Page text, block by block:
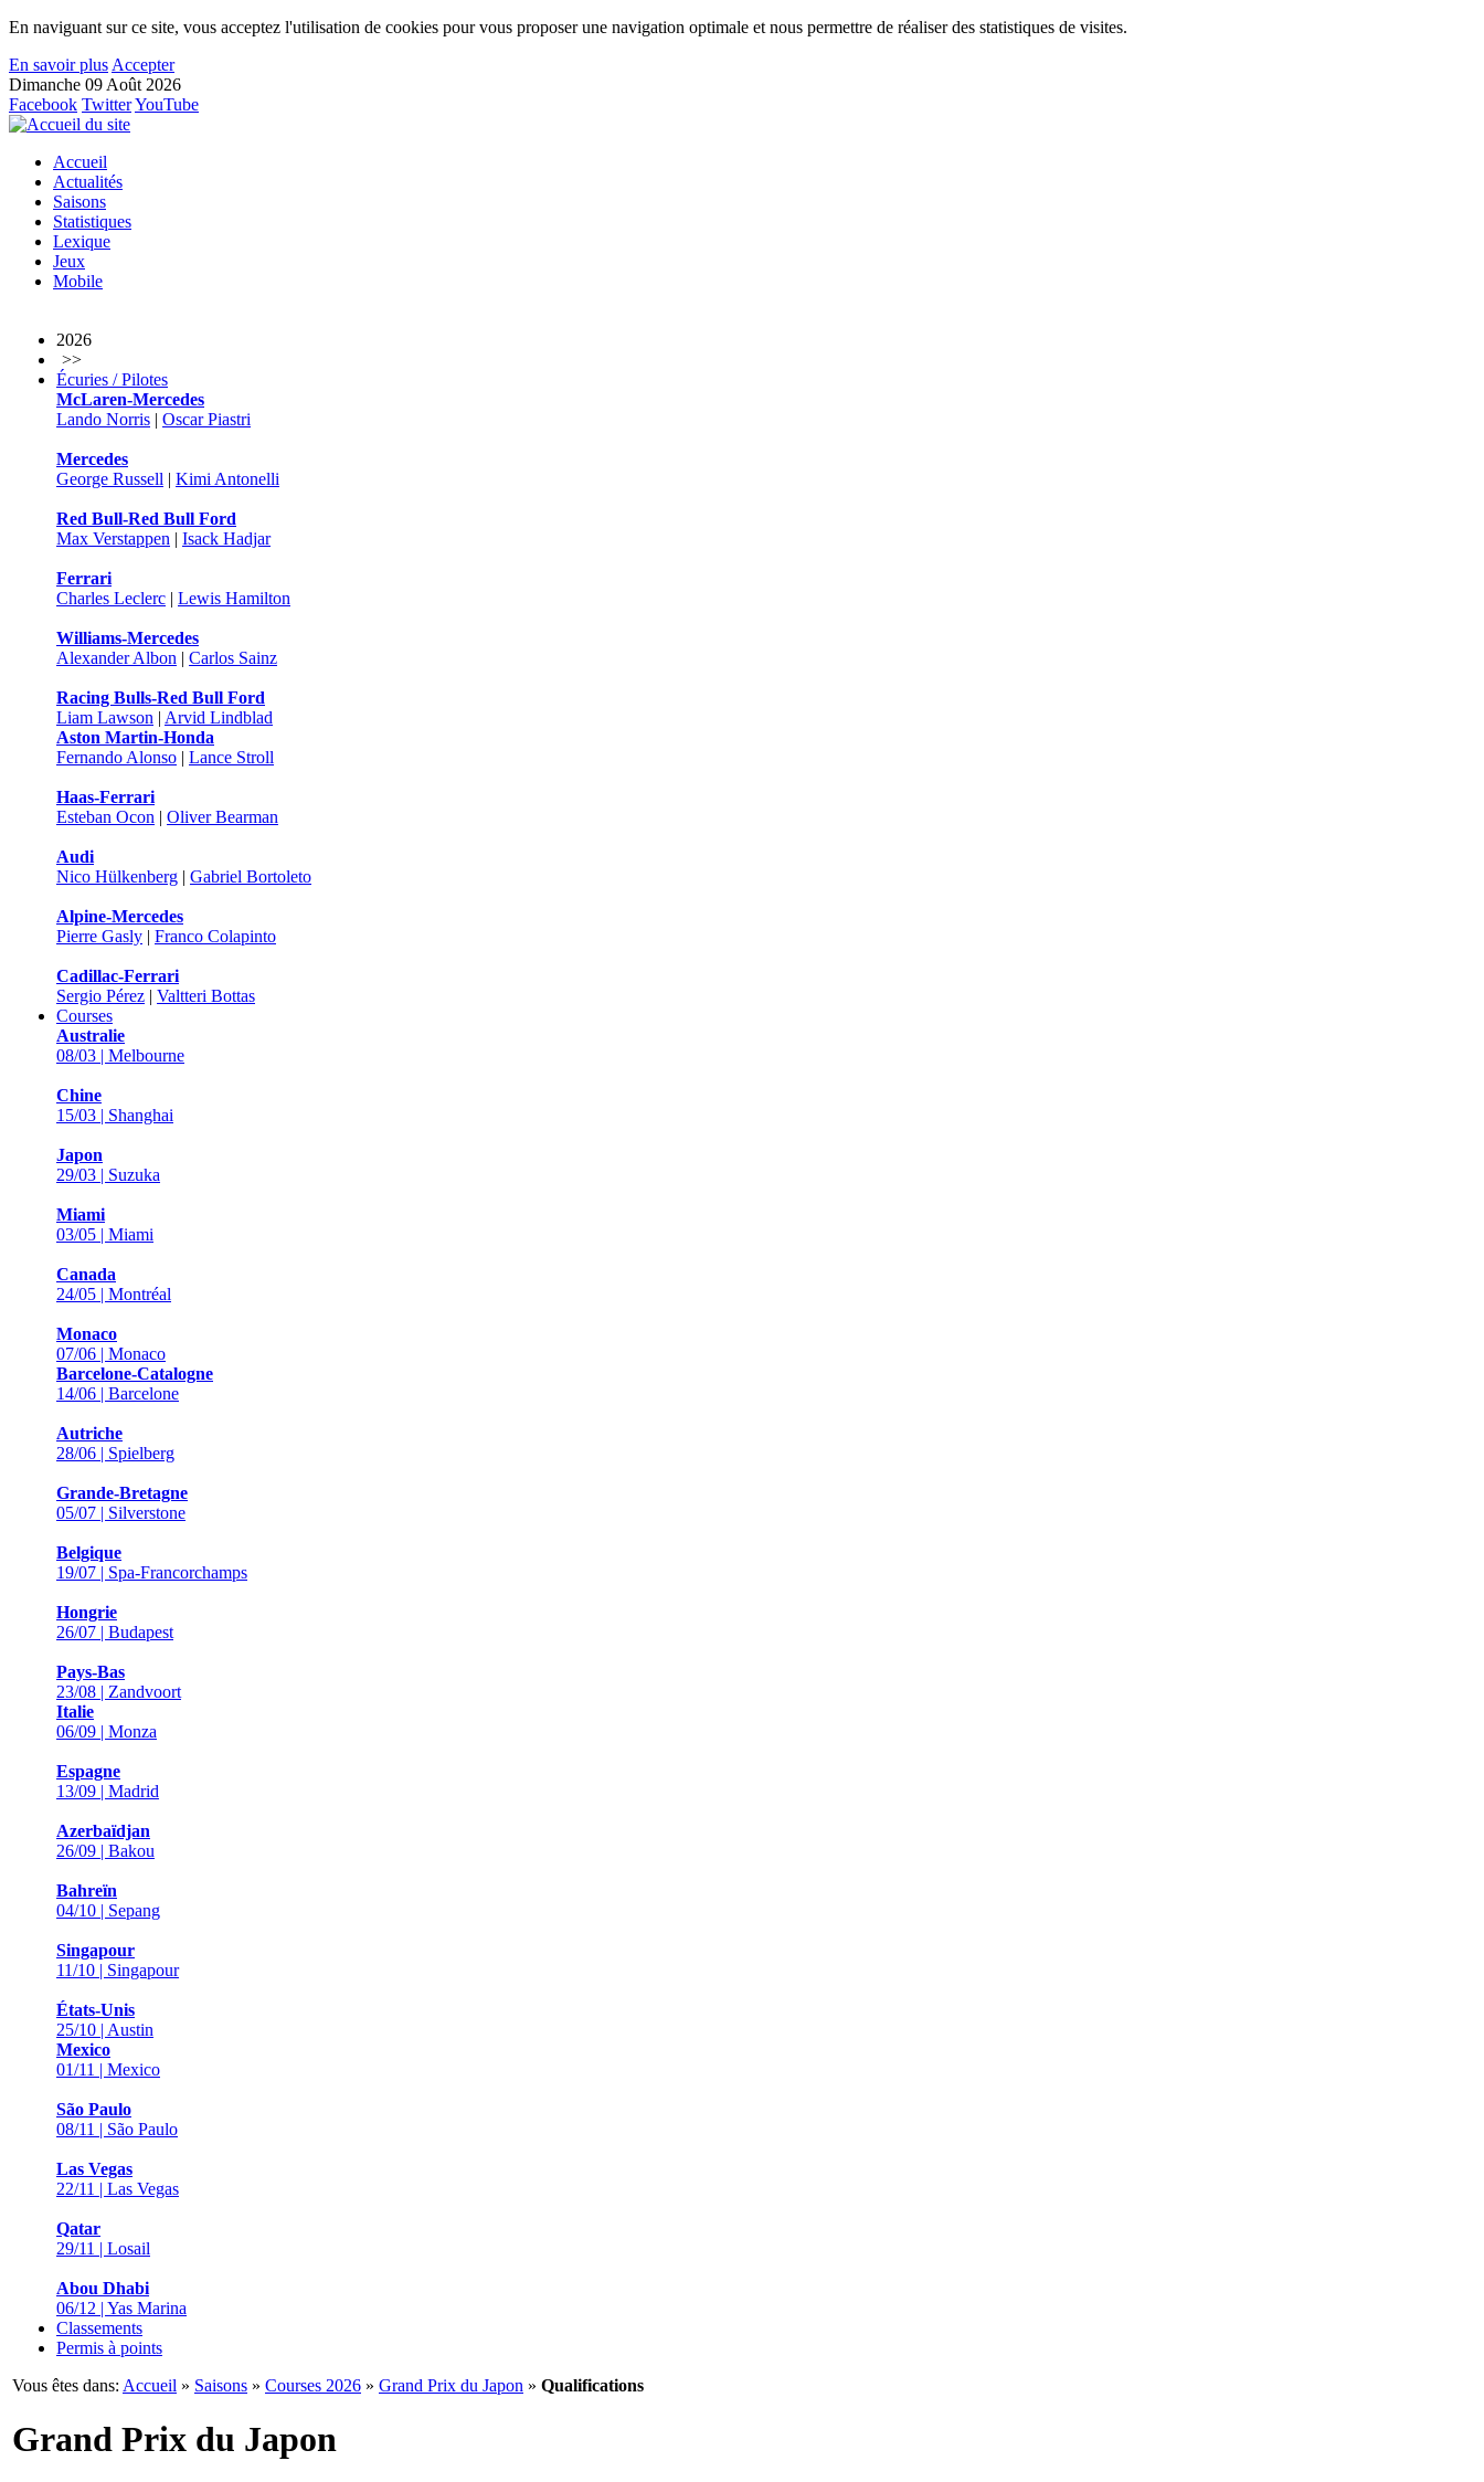
En naviguant sur ce site, vous acceptez l'utilisation de cookies pour vous proposer une navigation optimale et nous permettre de réaliser des statistiques de visites.
En savoir plus Accepter
Dimanche 09 Août 2026
Facebook TwitterYouTube
Accueil
Actualités
Saisons
Statistiques
Lexique
Jeux
Mobile
2026
>>
Écuries / Pilotes
McLaren-Mercedes
Lando Norris | Oscar Piastri
Mercedes
George Russell | Kimi Antonelli
Red Bull-Red Bull Ford
Max Verstappen | Isack Hadjar
Ferrari
Charles Leclerc | Lewis Hamilton
Williams-Mercedes
Alexander Albon | Carlos Sainz
Racing Bulls-Red Bull Ford
Liam Lawson | Arvid Lindblad
Aston Martin-Honda
Fernando Alonso | Lance Stroll
Haas-Ferrari
Esteban Ocon | Oliver Bearman
Audi
Nico Hülkenberg | Gabriel Bortoleto
Alpine-Mercedes
Pierre Gasly | Franco Colapinto
Cadillac-Ferrari
Sergio Pérez | Valtteri Bottas
Courses
Australie
08/03 | Melbourne
Chine
15/03 | Shanghai
Japon
29/03 | Suzuka
Miami
03/05 | Miami
Canada
24/05 | Montréal
Monaco
07/06 | Monaco
Barcelone-Catalogne
14/06 | Barcelone
Autriche
28/06 | Spielberg
Grande-Bretagne
05/07 | Silverstone
Belgique
19/07 | Spa-Francorchamps
Hongrie
26/07 | Budapest
Pays-Bas
23/08 | Zandvoort
Italie
06/09 | Monza
Espagne
13/09 | Madrid
Azerbaïdjan
26/09 | Bakou
Bahreïn
04/10 | Sepang
Singapour
11/10 | Singapour
États-Unis
25/10 | Austin
Mexico
01/11 | Mexico
São Paulo
08/11 | São Paulo
Las Vegas
22/11 | Las Vegas
Qatar
29/11 | Losail
Abou Dhabi
06/12 | Yas Marina
Classements
Permis à points
Vous êtes dans: Accueil » Saisons » Courses 2026 » Grand Prix du Japon » Qualifications
Grand Prix du Japon